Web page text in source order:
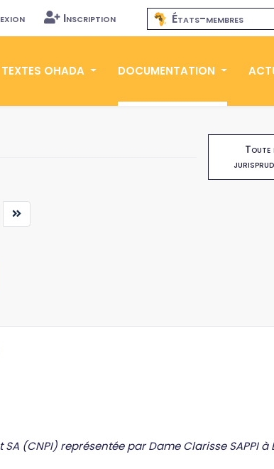
Inscription États-membres
TEXTES OHADA DOCUMENTATION
Toute
(CNPI) représentée par Dame Clarisse SAPPI à